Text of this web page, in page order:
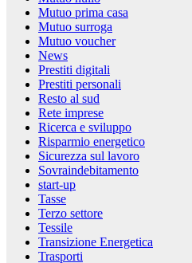
Mutuo prima casa
Mutuo surroga
Mutuo voucher
News
Prestiti digitali
Prestiti personali
Resto al sud
Rete imprese
Ricerca e sviluppo
Risparmio energetico
Sicurezza sul lavoro
Sovraindebitamento
start-up
Tasse
Terzo settore
Tessile
Transizione Energetica
Trasporti